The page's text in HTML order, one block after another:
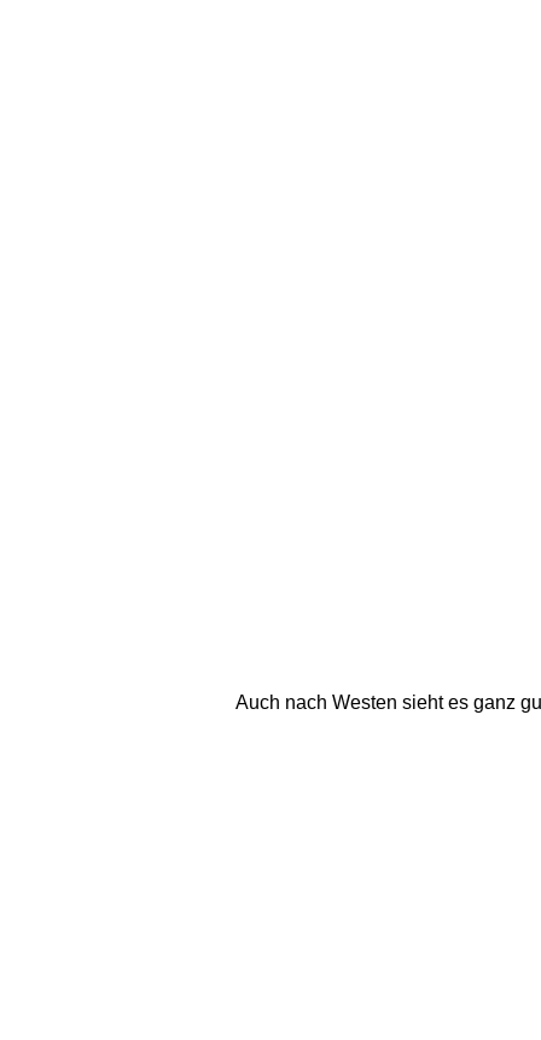
Auch nach Westen sieht es ganz